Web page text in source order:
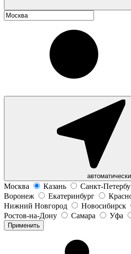
автоматически
Москва Казань Санкт-
Воронеж
Екатеринбург
Нижний Новгород
Новосибирск
Ростов-на-Дону
Самара Уфа
Применить